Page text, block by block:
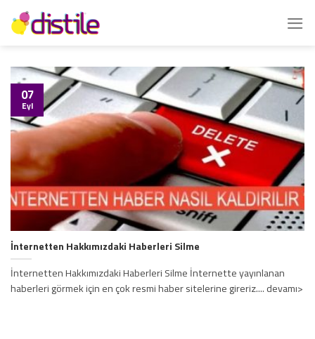
İçeriğe
atla
İnternetten Hakkımızdaki Haberleri Silme
İnternetten Hakkımızdaki Haberleri Silme İnternette yayınlanan
haberleri görmek için en çok resmi haber sitelerine gireriz.... devamı>
07
Eyl